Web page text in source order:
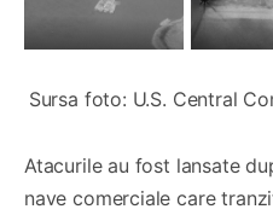
Sursa foto: U.S. Central
Atacurile au fost lansate
nave comerciale care